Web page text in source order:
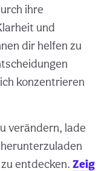
ihre
und
dir helfen zu
konzentrieren
verändern, lade
entdecken. Zeig